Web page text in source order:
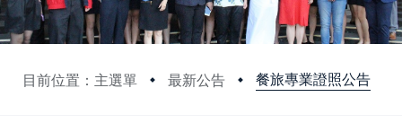
目前位置：主選單 最新公告 餐旅專業證照公告